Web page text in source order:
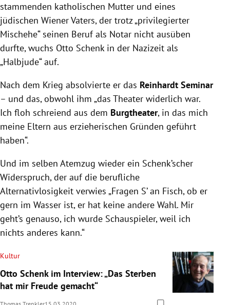
stammenden katholischen Mutter und eines
jüdischen Wiener Vaters, der trotz „privilegierter
Mischehe“ seinen Beruf als Notar nicht ausüben
durfte, wuchs Otto Schenk in der Nazizeit als
„Halbjude“ auf.
Nach dem Krieg absolvierte er das Reinhardt Seminar
– und das, obwohl ihm „das Theater widerlich war.
Ich floh schreiend aus dem Burgtheater, in das mich
meine Eltern aus erzieherischen Gründen geführt
haben“.
Und im selben Atemzug wieder ein Schenk’scher
Widerspruch, der auf die berufliche
Alternativlosigkeit verwies „Fragen S’ an Fisch, ob er
gern im Wasser ist, er hat keine andere Wahl. Mir
geht’s genauso, ich wurde Schauspieler, weil ich
nichts anderes kann.“
Kultur
Otto Schenk im Interview: „Das Sterben
hat mir Freude gemacht“